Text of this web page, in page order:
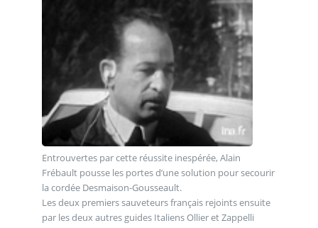
Entrouvertes par cette réussite inespérée, Alain
Frébault pousse les portes d’une solution pour secourir
la cordée Desmaison-Gousseault.
Les deux premiers sauveteurs français rejoints ensuite
par les deux autres guides Italiens Ollier et Zappelli